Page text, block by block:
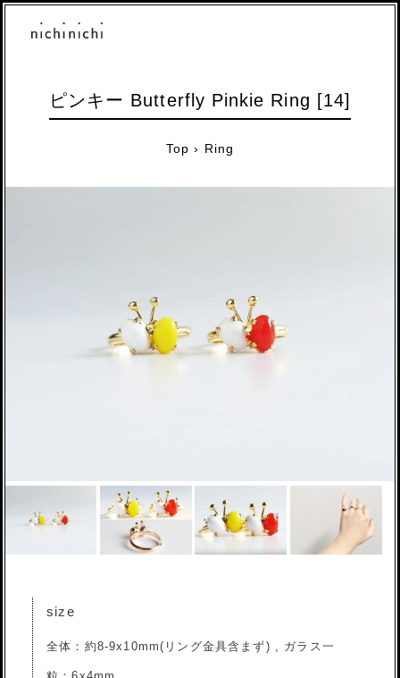
ピンキー Butterfly Pinkie Ring [14]
Top › Ring
size
全体：約8-9x10mm(リング金具含まず) , ガラス一